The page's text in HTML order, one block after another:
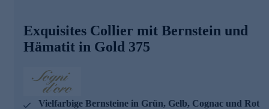
Schmuckstück perfekt an Ihren Hals anschmiegen. Jeder
Stein erzählt seine eigene Geschichte und macht dieses
Collier zu einem wahren Unikat. Ein Meisterwerk der
und Ihren Stil auf einzigartige Weise unterstreicht.
Exquisites Collier mit Bernstein und
Hämatit in Gold 375
Vielfarbige Bernsteine in Grün, Gelb, Cognac und Rot